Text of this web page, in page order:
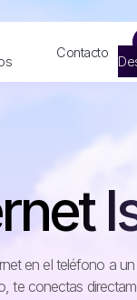
Contacto
en el teléfono a
te conectas